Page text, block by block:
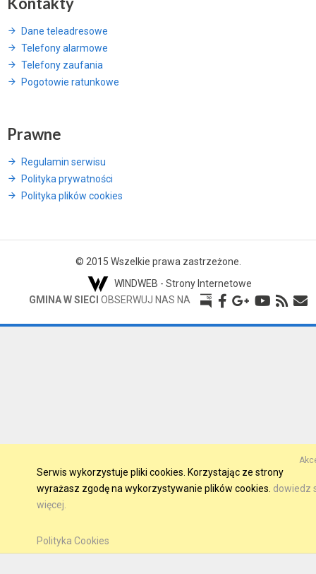
Dane teleadresowe
Telefony alarmowe
Telefony zaufania
Pogotowie ratunkowe
Prawne
Regulamin serwisu
Polityka prywatności
Polityka plików cookies
© 2015 Wszelkie prawa zastrzeżone.
WINDWEB - Strony Internetowe
GMINA W SIECI OBSERWUJ NAS NA
Serwis wykorzystuje pliki cookies. Korzystając ze strony
wyrażasz zgodę na wykorzystywanie plików cookies. dowiedz
więcej.
Polityka Cookies